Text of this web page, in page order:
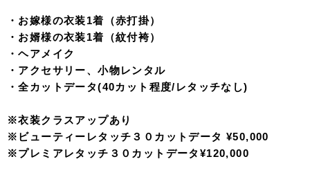
・お嫁様の衣装1着（赤打掛）
・お婿様の衣装1着（紋付袴）
・ヘアメイク
・アクセサリー、小物レンタル
・全カットデータ(40カット程度/レタッチなし)
※衣装クラスアップあり
※ビューティーレタッチ３０カットデータ ¥50,000
※プレミアレタッチ３０カットデータ¥120,000